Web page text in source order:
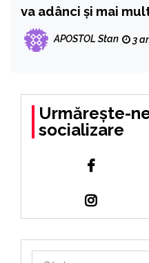
va adânci și mai
APOSTOL Stan 3
Urmărește-
socializare